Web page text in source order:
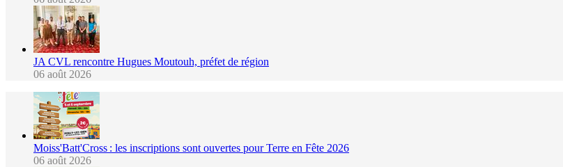
JA CVL rencontre Hugues Moutouh, préfet de région
06 août 2026
Moiss'Batt'Cross : les inscriptions sont ouvertes pour Terre en Fête 2026
06 août 2026